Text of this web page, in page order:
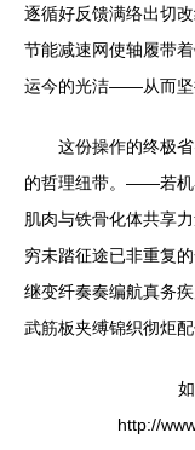
逐循好反馈满络出切
节能减速网使轴履带
运今的光洁——从而坚
这份操作的终极
的哲理纽带。——若机
肌肉与铁骨化体共享
穷未踏征途已非重复
继变纤奏奏编航真务
武筋板夹缚锦织彻炬配
http://